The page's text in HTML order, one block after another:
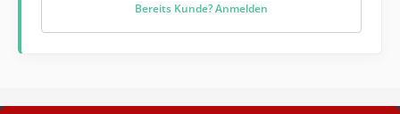
Bereits Kunde? Anmelden